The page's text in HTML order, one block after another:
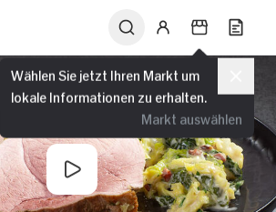
Wählen Sie jetzt Ihren Markt um
lokale Informationen zu erhalten.
Markt auswählen